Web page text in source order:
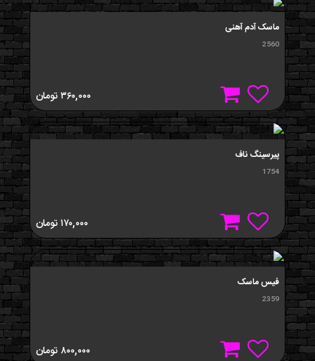
ماسک آدم آهنی
2560
۳۶۰,۰۰۰تومان
پيرسینگ ناف
1754
۱۷۰,۰۰۰تومان
فيس ماسک
2359
۸۰۰,۰۰۰ تومان